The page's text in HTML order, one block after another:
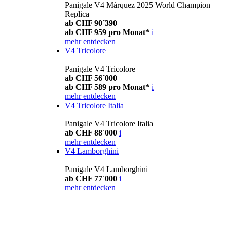
Panigale V4 Márquez 2025 World Champion
Replica
ab CHF 90´390
ab CHF 959 pro Monat* i
mehr entdecken
V4 Tricolore
Panigale V4 Tricolore
ab CHF 56´000
ab CHF 589 pro Monat* i
mehr entdecken
V4 Tricolore Italia
Panigale V4 Tricolore Italia
ab CHF 88´000 i
mehr entdecken
V4 Lamborghini
Panigale V4 Lamborghini
ab CHF 77´000 i
mehr entdecken